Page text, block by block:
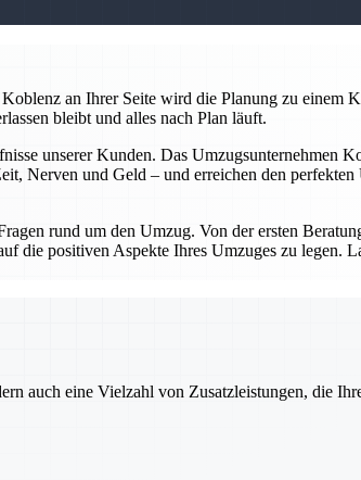
an Ihrer Seite wird die Planung zu einem
bleibt und alles nach Plan läuft.
unserer Kunden. Das Umzugsunternehmen
Nerven und Geld – und erreichen den
rund um den Umzug. Von der ersten
die positiven Aspekte Ihres Umzuges zu legen.
auch eine Vielzahl von Zusatzleistungen, die